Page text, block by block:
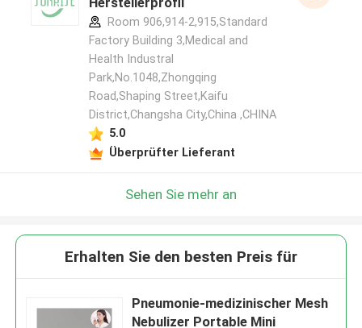
Room 906,914-2,915,Standard
Factory Building 3,Medical and
Health Industral
Park,No.1048,Zhongqing
Road,Shaping Street,Kaifu
District,Changsha City,China ,CHINA
5.0
Überprüfter Lieferant
Sehen Sie mehr an
Erhalten Sie den besten Preis für
Pneumonie-medizinischer Mesh
Nebulizer Portable Mini